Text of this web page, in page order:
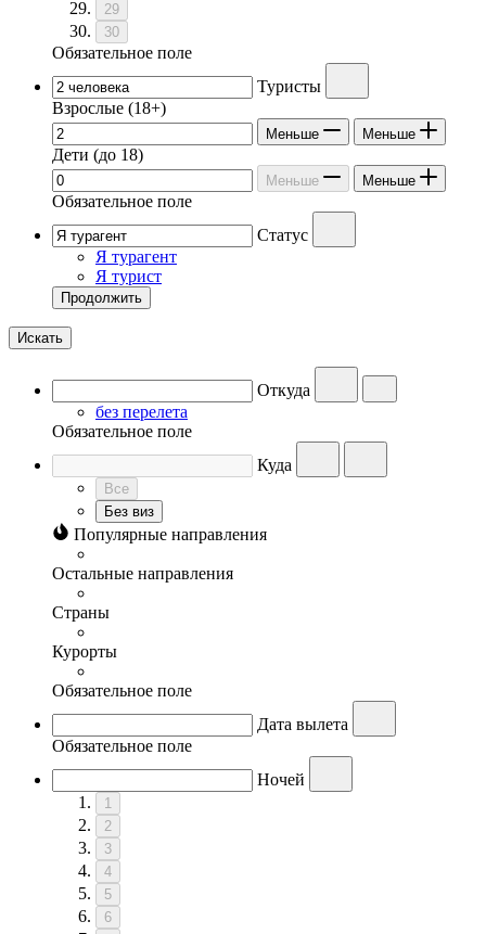
29
30
Обязательное поле
Туристы
Взрослые (18+)
Меньше Меньше
Дети (до 18)
Меньше Меньше
Обязательное поле
Статус
Я турагент
Я турист
Продолжить
Искать
Откуда
без перелета
Обязательное поле
Куда
Все
Без виз
Популярные направления
Остальные направления
Страны
Курорты
Обязательное поле
Дата вылета
Обязательное поле
Ночей
1
2
3
4
5
6